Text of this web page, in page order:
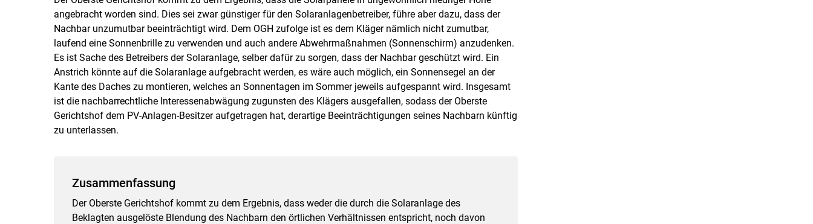
angebracht worden sind. Dies sei zwar günstiger für den Solaranlagenbetreiber, führe aber dazu, dass der
Nachbar unzumutbar beeinträchtigt wird. Dem OGH zufolge ist es dem Kläger nämlich nicht zumutbar,
laufend eine Sonnenbrille zu verwenden und auch andere Abwehrmaßnahmen (Sonnenschirm) anzudenken.
Es ist Sache des Betreibers der Solaranlage, selber dafür zu sorgen, dass der Nachbar geschützt wird. Ein
Anstrich könnte auf die Solaranlage aufgebracht werden, es wäre auch möglich, ein Sonnensegel an der
Kante des Daches zu montieren, welches an Sonnentagen im Sommer jeweils aufgespannt wird. Insgesamt
ist die nachbarrechtliche Interessenabwägung zugunsten des Klägers ausgefallen, sodass der Oberste
Gerichtshof dem PV-Anlagen-Besitzer aufgetragen hat, derartige Beeinträchtigungen seines Nachbarn künftig
zu unterlassen.
Zusammenfassung
Der Oberste Gerichtshof kommt zu dem Ergebnis, dass weder die durch die Solaranlage des
Beklagten ausgelöste Blendung des Nachbarn den örtlichen Verhältnissen entspricht, noch davon